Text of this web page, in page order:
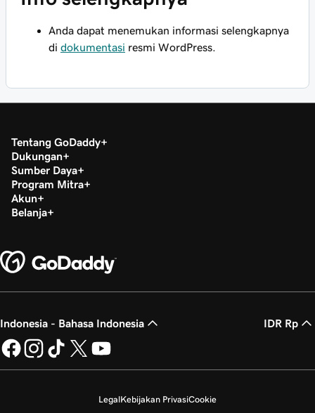
Anda dapat menemukan informasi selengkapnya
di dokumentasi resmi WordPress.
Tentang GoDaddy
Dukungan
Sumber Daya
Program Mitra
Akun
Belanja
Indonesia - Bahasa Indonesia IDR Rp
LegalKebijakan PrivasiCookie